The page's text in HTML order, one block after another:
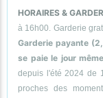
HORAIRES &
à 16h00. Garderie
Garderie payante
se paie le jour
depuis l'été 2024 de
proches des